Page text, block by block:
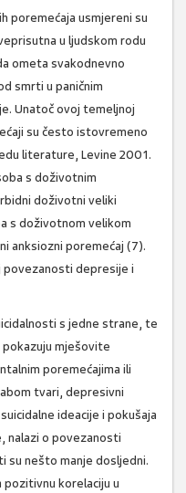
poremećaja usmjereni su
u ljudskom rodu
ometa svakodnevno
smrti u paničnim
Unatoč ovoj temeljnoj
su često istovremeno
literature, Levine 2001.
s doživotnim
doživotni veliki
s doživotnom velikom
anksiozni poremećaj (7).
povezanosti depresije i
s jedne strane, te
mješovite
poremećajima ili
tvari, depresivni
ideacije i pokušaja
nalazi o povezanosti
su nešto manje dosljedni.
pozitivnu korelaciju u